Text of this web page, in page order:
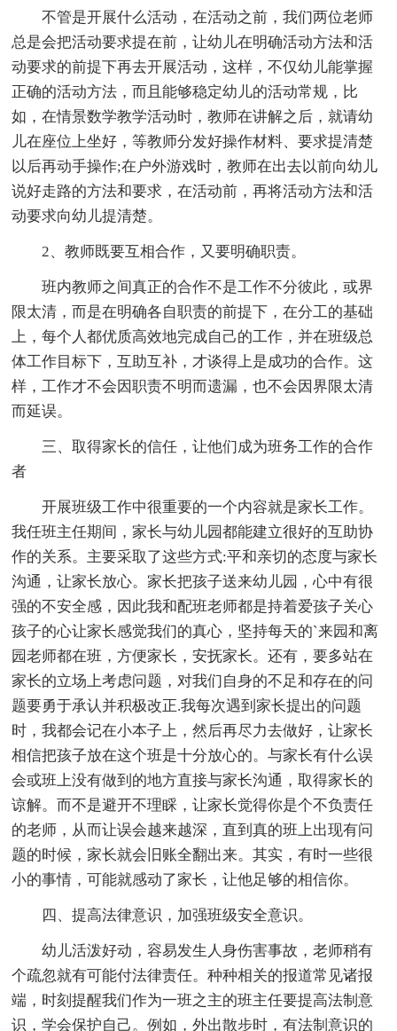
不管是开展什么活动，在活动之前，我们两位老师
总是会把活动要求提在前，让幼儿在明确活动方法和活
动要求的前提下再去开展活动，这样，不仅幼儿能掌握
正确的活动方法，而且能够稳定幼儿的活动常规，比
如，在情景数学教学活动时，教师在讲解之后，就请幼
儿在座位上坐好，等教师分发好操作材料、要求提清楚
以后再动手操作;在户外游戏时，教师在出去以前向幼儿
说好走路的方法和要求，在活动前，再将活动方法和活
动要求向幼儿提清楚。
2、教师既要互相合作，又要明确职责。
班内教师之间真正的合作不是工作不分彼此，或界
限太清，而是在明确各自职责的前提下，在分工的基础
上，每个人都优质高效地完成自己的工作，并在班级总
体工作目标下，互助互补，才谈得上是成功的合作。这
样，工作才不会因职责不明而遗漏，也不会因界限太清
而延误。
三、取得家长的信任，让他们成为班务工作的合作
者
开展班级工作中很重要的一个内容就是家长工作。
我任班主任期间，家长与幼儿园都能建立很好的互助协
作的关系。主要采取了这些方式:平和亲切的态度与家长
沟通，让家长放心。家长把孩子送来幼儿园，心中有很
强的不安全感，因此我和配班老师都是持着爱孩子关心
孩子的心让家长感觉我们的真心，坚持每天的`来园和离
园老师都在班，方便家长，安抚家长。还有，要多站在
家长的立场上考虑问题，对我们自身的不足和存在的问
题要勇于承认并积极改正.我每次遇到家长提出的问题
时，我都会记在小本子上，然后再尽力去做好，让家长
相信把孩子放在这个班是十分放心的。与家长有什么误
会或班上没有做到的地方直接与家长沟通，取得家长的
谅解。而不是避开不理睬，让家长觉得你是个不负责任
的老师，从而让误会越来越深，直到真的班上出现有问
题的时候，家长就会旧账全翻出来。其实，有时一些很
小的事情，可能就感动了家长，让他足够的相信你。
四、提高法律意识，加强班级安全意识。
幼儿活泼好动，容易发生人身伤害事故，老师稍有
个疏忽就有可能付法律责任。种种相关的报道常见诸报
端，时刻提醒我们作为一班之主的班主任要提高法制意
识，学会保护自己。例如，外出散步时，有法制意识的